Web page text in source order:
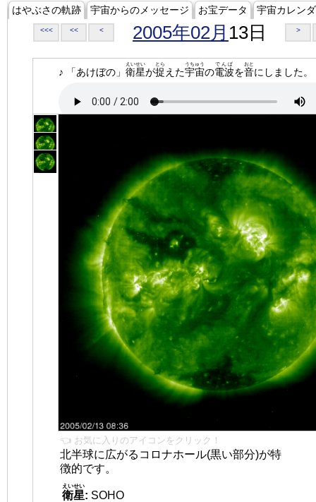
はやぶさの軌跡 宇宙からのメッセージ お宝データ 宇宙カレン
<<< << < 2005年02月 13日 >
♪ 「あけぼの」 衛星
えいせい
が捉
とら
えた宇宙
うちゅう
の電波
でんぱ
を音
おと
にしました。
👈 お気に入りのアイコンをクリック！
北半球に広がるコロナホール(黒い部分)が特
徴的です。
衛星
えいせい
: SOHO